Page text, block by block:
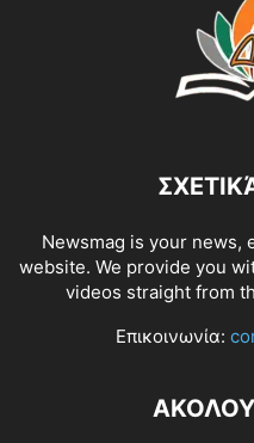
Newsmag is your news,
website. We provide you
videos straight from
Επικοινωνία: